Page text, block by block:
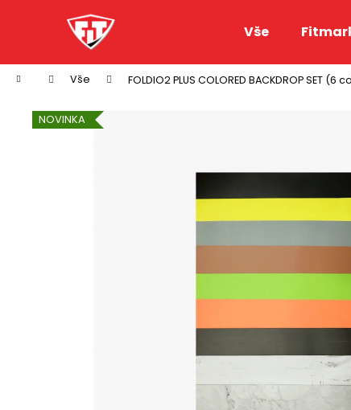
Vše
Domů Vše FOLDIO2 PLUS COLORED BACKDROP SET (6
NOVINKA
í
Zpět
do
obchodu
Zpět
do
obchodu